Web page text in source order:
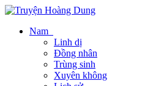
Nam
Linh dị
Đồng nhân
Trùng sinh
Xuyên không